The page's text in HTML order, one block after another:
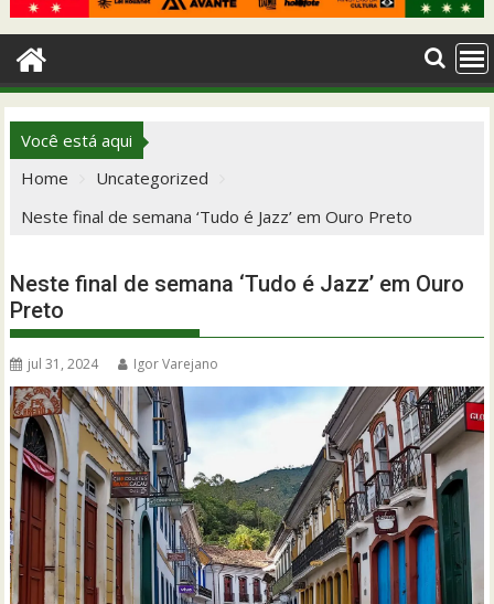
Você está aqui
Home
Uncategorized
Neste final de semana ‘Tudo é Jazz’ em Ouro Preto
Neste final de semana ‘Tudo é Jazz’ em Ouro
Preto
jul 31, 2024 Igor Varejano